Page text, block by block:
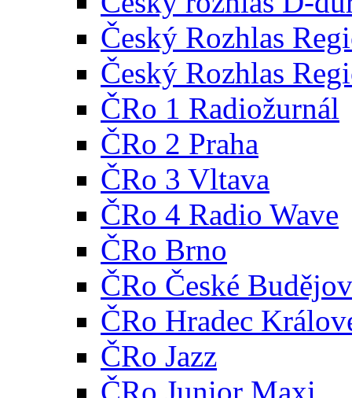
Český Rozhlas
Český Rozhlas
ČRo 1 Radiožurnál
ČRo 2 Praha
ČRo 3 Vltava
ČRo 4 Radio Wave
ČRo Brno
ČRo České
ČRo Hradec
ČRo Jazz
ČRo Junior Maxi